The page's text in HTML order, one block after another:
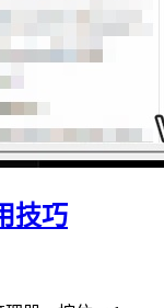
技巧